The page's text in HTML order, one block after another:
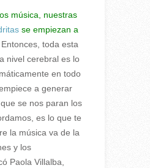
música, nuestras
se empiezan a
Entonces, toda esta
nivel cerebral es lo
en todo
a generar
se nos paran los
es lo que te
la música va de la
y los
Paola Villalba,